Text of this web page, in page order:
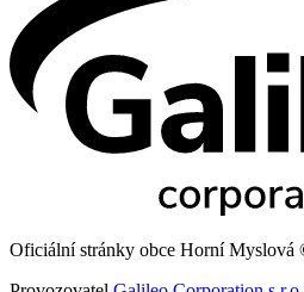
Oficiální stránky obce Horní Myslová